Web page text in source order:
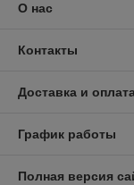
О нас
Контакты
Доставка и
График работы
Полная версия